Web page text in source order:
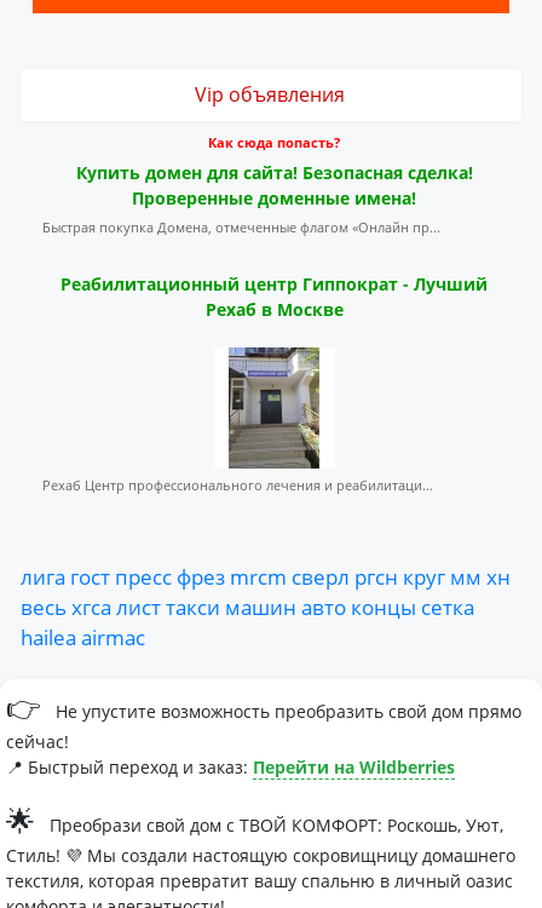
Vip объявления
Как сюда попасть?
Купить домен для сайта! Безопасная сделка!
Проверенные доменные имена!
Быстрая покупка Домена, отмеченные флагом «Онлайн пр...
Реабилитационный центр Гиппократ - Лучший
Рехаб в Москве
Рехаб Центр профессионального лечения и реабилитаци...
лига гост пресс фрез mrcm сверл ргсн круг мм хн
весь хгса листтакси машин авто концы сетка
hailea airmac
👉
Не упустите возможность преобразить свой дом прямо
сейчас!
📍 Быстрый переход и заказ: Перейти на Wildberries
🌟
Преобрази свой дом с ТВОЙ КОМФОРТ: Роскошь, Уют,
Стиль! 💜 Мы создали настоящую сокровищницу домашнего
текстиля, которая превратит вашу спальню в личный оазис